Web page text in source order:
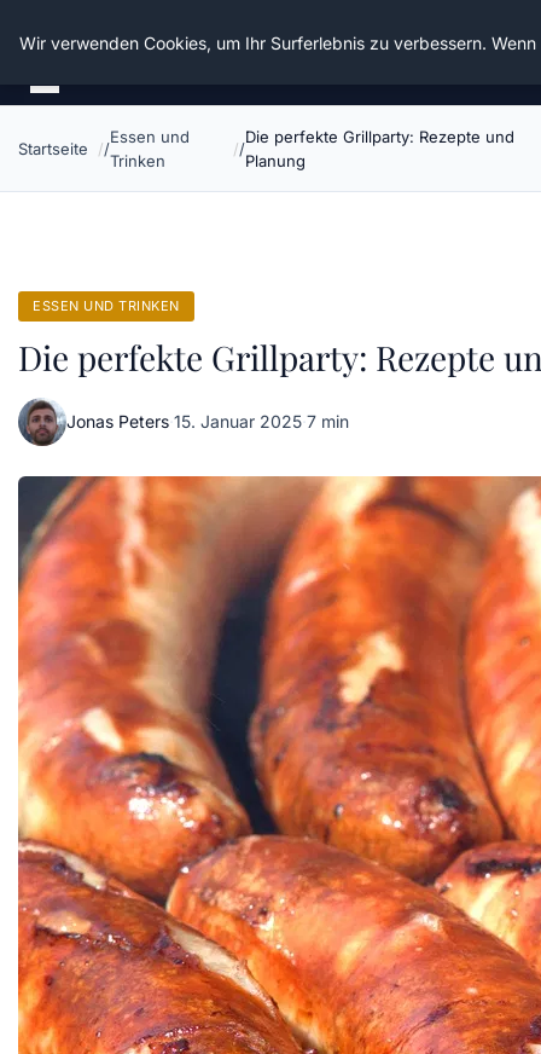
Die Schnitter
Startseite
Essen und
Trinken
Die perfekte Grillparty: Rezepte und
Planung
ESSEN UND TRINKEN
Die perfekte Grillparty: Rezepte
Jonas Peters·15. Januar 2025·7 min
Wir verwenden Cookies, um Ihr Surferlebnis zu verbessern.